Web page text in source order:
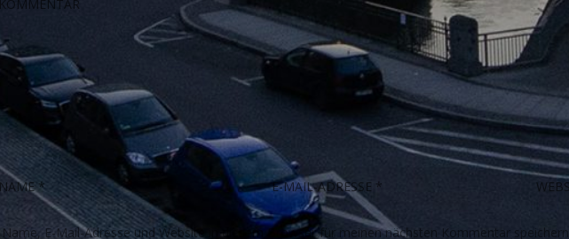
Name, E-Mail-Adresse und Website in diesem Browser für meinen nächsten Kommentar speichern.